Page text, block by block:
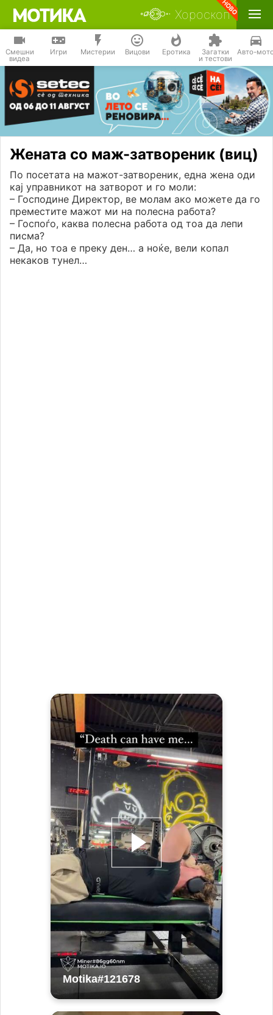
Хороскоп
Смешни
видеа
Игри Мистерии Вицови Еротика Загатки
и тестови
Авто-
Жената со маж-затвореник (виц)
По посетата на мажот-затвореник, една жена оди
кај управникот на затворот и го моли:
– Господине Директор, ве молам ако можете да го
преместите мажот ми на полесна работа?
– Госпоѓо, каква полесна работа од тоа да лепи
писма?
– Да, но тоа е преку ден… а ноќе, вели копал
некаков тунел…